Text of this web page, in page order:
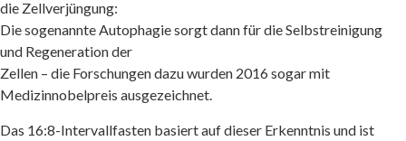
die Zellverjüngung:
Die sogenannte Autophagie sorgt dann für die Selbstreinigung
und Regeneration der
Zellen – die Forschungen dazu wurden 2016 sogar mit
Medizinnobelpreis ausgezeichnet.
Das 16:8-Intervallfasten basiert auf dieser Erkenntnis und ist